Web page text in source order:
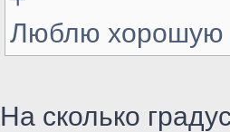
Люблю хорошую
На сколько